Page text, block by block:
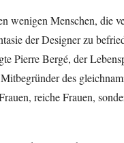
wenigen Menschen, die
der Designer zu
Pierre Bergé, der
des
reiche Frauen,